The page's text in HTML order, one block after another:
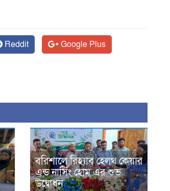
Reddit
Google Plus
বরিশালে রিহ্যাব হেলথ কেয়ার
এন্ড নার্সিং হোম এর শুভ
উদ্বোধন